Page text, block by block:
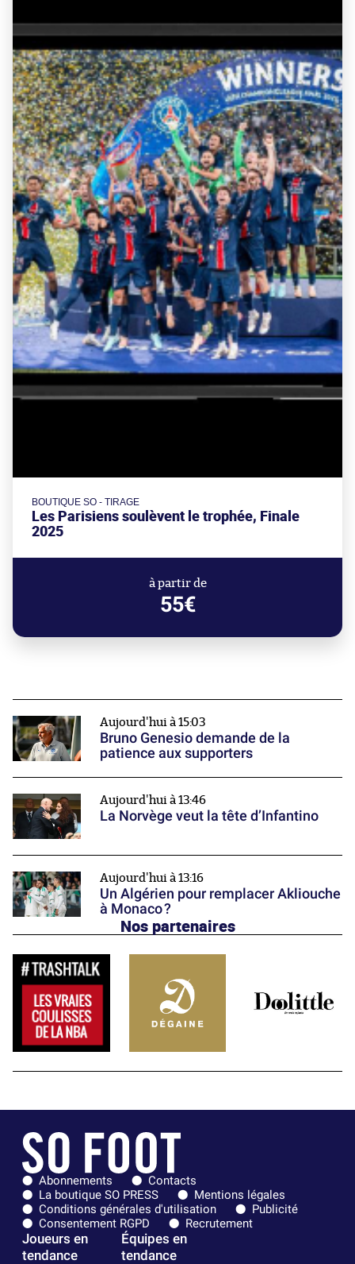
BOUTIQUE SO - TIRAGE
Les Parisiens soulèvent le trophée, Finale
2025
à partir de
55€
Aujourd'hui à 15:03
Bruno Genesio demande de la
patience aux supporters
Aujourd'hui à 13:46
La Norvège veut la tête d’Infantino
Aujourd'hui à 13:16
Un Algérien pour remplacer Akliouche
à Monaco ?
Nos partenaires
Abonnements
Contacts
La boutique SO PRESS
Mentions légales
Conditions générales d'utilisation
Publicité
Consentement RGPD
Recrutement
Joueurs en
tendance
Équipes en
tendance